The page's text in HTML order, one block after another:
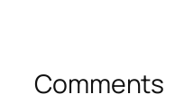
Comments